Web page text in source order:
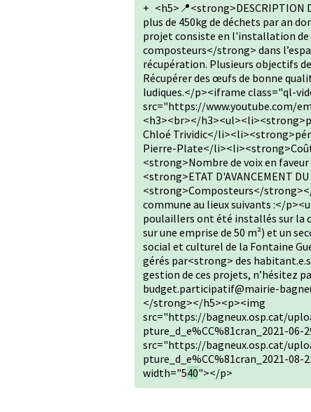
+
plus de 450kg de déchets par an
projet consiste en l'installation
composteurs</strong> dans
récupération. Plusieurs objectifs
Récupérer des œufs de bonne
ludiques.</p><iframe class="ql-
src="https://www.youtube.com/
<h3><br></
Chloé Trividic</
Pierre-Plate</
<strong>Nombre de voix en
<strong>ETAT D'AVANCEMENT
<strong>Composteurs</
commune au lieux suivants :</
poulaillers ont été installés sur la
sur une emprise de 50 m²) et un
social et culturel de la Fontaine
gérés par<strong> des
gestion de ces projets, n’hésitez
budget.participatif@mairie-
</strong></h5><p><img
src="https://bagneux.osp.cat/
pture_d_e%CC%81cran_2021-06-
src="https://bagneux.osp.cat/
pture_d_e%CC%81cran_2021-08-
width="540"></p>